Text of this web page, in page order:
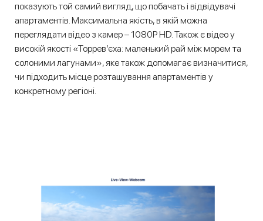
показують той самий вигляд, що побачать і відвідувачі
апартаментів. Максимальна якість, в якій можна
переглядати відео з камер – 1080P HD. Також є відео у
високій якості «Торрев’єха: маленький рай між морем та
солоними лагунами», яке також допомагає визначитися,
чи підходить місце розташування апартаментів у
конкретному регіоні.